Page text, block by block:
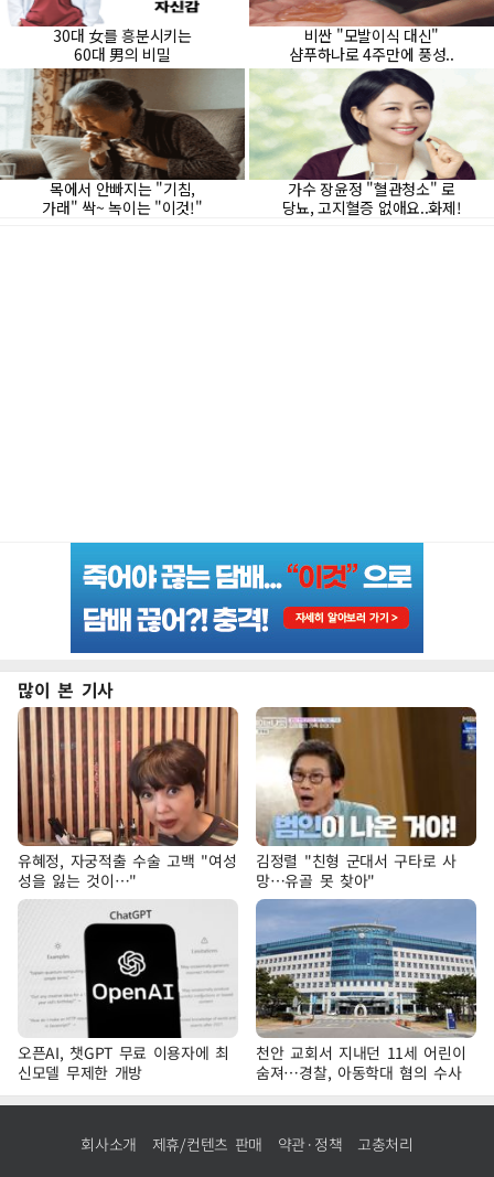
많이 본 기사
유혜정, 자궁적출 수술 고백 "여성
성을 잃는 것이…"
김정렬 "친형 군대서 구타로 사
망…유골 못 찾아"
오픈AI, 챗GPT 무료 이용자에 최
신모델 무제한 개방
천안 교회서 지내던 11세 어린이
숨져…경찰, 아동학대 혐의 수사
회사소개 제휴/컨텐츠 판매 약관·정책 고충처리